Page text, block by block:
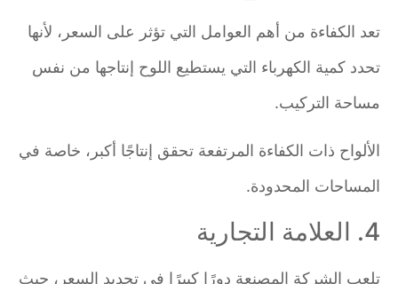
تعد الكفاءة من أهم العوامل التي تؤثر على السعر، لأنها
تحدد كمية الكهرباء التي يستطيع اللوح إنتاجها من نفس
مساحة التركيب.
الألواح ذات الكفاءة المرتفعة تحقق إنتاجًا أكبر، خاصة في
المساحات المحدودة.
تلعب الشركة المصنعة دورًا كبيرًا في تحديد السعر، حيث